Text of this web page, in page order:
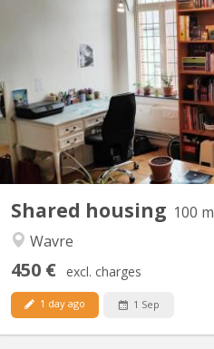
Shared housing 100
Wavre
450 € excl. charges
1 day ago 1 Sep
2 nice rooms + - 20m2 to
only for students in a
physiotherapists on the
room still available Renting
very